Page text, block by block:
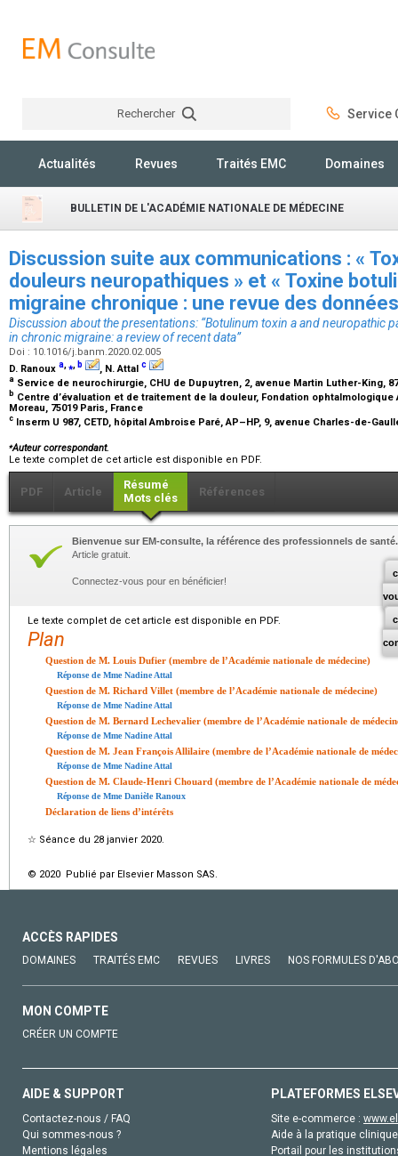
Rechercher Service
Actualités Revues Traités EMC Domaines
BULLETIN DE L'ACADÉMIE NATIONALE DE MÉDECINE
Discussion suite aux communications : «
douleurs neuropathiques » et « Toxine
migraine chronique : une revue des
Discussion about the presentations: “Botulinum toxin a and neuropathic
in chronic migraine: a review of recent data”
Doi : 10.1016/j.banm.2020.02.005
D. Ranoux a,⁎, b , N. Attal c
a Service de neurochirurgie, CHU de Dupuytren, 2, avenue Martin Luther-King,
b Centre d’évaluation et de traitement de la douleur, Fondation
Moreau, 75019 Paris, France
c Inserm U 987, CETD, hôpital Ambroise Paré, AP–HP, 9, avenue Charles-de-
⁎Auteur correspondant.
Le texte complet de cet article est disponible en PDF.
PDF Article
Résumé
Mots clés
Références
Bienvenue sur EM-consulte, la référence des professionnels de santé.
Article gratuit.
Connectez-vous pour en bénéficier!
Le texte complet de cet article est disponible en PDF.
Plan
Question de M. Louis Dufier (membre de l’Académie nationale de médecine)
Réponse de Mme Nadine Attal
Question de M. Richard Villet (membre de l’Académie nationale de médecine)
Réponse de Mme Nadine Attal
Question de M. Bernard Lechevalier (membre de l’Académie nationale de
Réponse de Mme Nadine Attal
Question de M. Jean François Allilaire (membre de l’Académie nationale de
Réponse de Mme Nadine Attal
Question de M. Claude-Henri Chouard (membre de l’Académie nationale de
Réponse de Mme Danièle Ranoux
Déclaration de liens d’intérêts
☆ Séance du 28 janvier 2020.
© 2020 Publié par Elsevier Masson SAS.
ACCÈS RAPIDES
DOMAINES TRAITÉS EMC REVUES LIVRES NOS FORMULES
MON COMPTE
CRÉER UN COMPTE
AIDE & SUPPORT
Contactez-nous / FAQ
Qui sommes-nous ?
Mentions légales
PLATEFORMES
Site e-commerce :
Aide à la pratique
Portail pour les